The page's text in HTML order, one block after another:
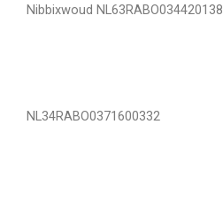
Nibbixwoud